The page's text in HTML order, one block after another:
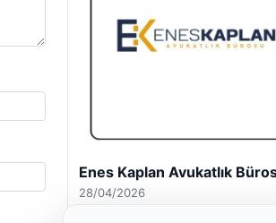
Enes Kaplan Avukatlık
28/04/2026